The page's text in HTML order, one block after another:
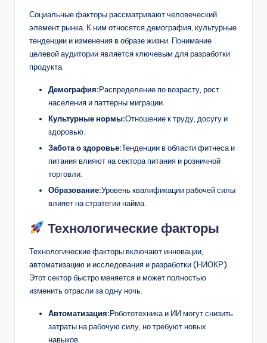
Социальные факторы рассматривают человеческий
элемент рынка. К ним относятся демография, культурные
тенденции и изменения в образе жизни. Понимание
целевой аудитории является ключевым для разработки
продукта.
Демография:Распределение по возрасту, рост
населения и паттерны миграции.
Культурные нормы:Отношение к труду, досугу и
здоровью.
Забота о здоровье:Тенденции в области фитнеса и
питания влияют на сектора питания и розничной
торговли.
Образование:Уровень квалификации рабочей силы
влияет на стратегии найма.
Технологические факторы
Технологические факторы включают инновации,
автоматизацию и исследования и разработки (НИОКР).
Этот сектор быстро меняется и может полностью
изменить отрасли за одну ночь.
Автоматизация:Робототехника и ИИ могут снизить
затраты на рабочую силу, но требуют новых
навыков.